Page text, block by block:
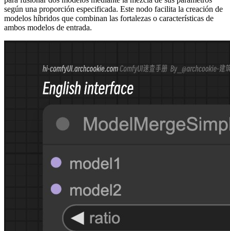
según una proporción especificada. Este nodo facilita la creación de
modelos híbridos que combinan las fortalezas o características de
ambos modelos de entrada.